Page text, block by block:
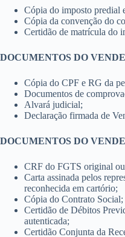
Cópia do imposto predial
Cópia da convenção do
Certidão de matrícula do
DOCUMENTOS DO
Cópia do CPF e RG da
Documentos de
Alvará judicial;
Declaração firmada de
DOCUMENTOS DO
CRF do FGTS original ou
Carta assinada pelos
reconhecida em cartório;
Cópia do Contrato Social;
Certidão de Débitos
autenticada;
Certidão Conjunta da